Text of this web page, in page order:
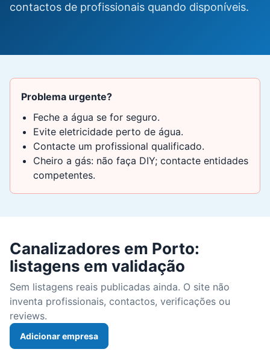
contactos de profissionais quando disponíveis.
Problema urgente?
Feche a água se for seguro.
Evite eletricidade perto de água.
Contacte um profissional qualificado.
Cheiro a gás: não faça DIY; contacte entidades
competentes.
Canalizadores em Porto:
listagens em validação
Sem listagens reais publicadas ainda. O site não
inventa profissionais, contactos, verificações ou
reviews.
Adicionar empresa